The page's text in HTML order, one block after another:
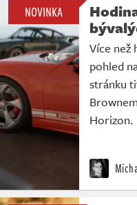
NOVINKA
Více než
pohled
stránku
Horizon.